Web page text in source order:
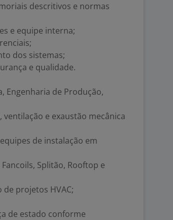
descritivos e normas
e equipe interna;
dos sistemas;
e qualidade.
Engenharia de Produção,
e exaustão mecânica
de instalação em
Fancoils, Splitão, Rooftop e
projetos HVAC;
de estado conforme